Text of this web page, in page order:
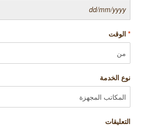
* الوقت
نوع الخدمة
التعليقات